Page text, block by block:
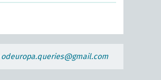
odeuropa.queries@gmail.com